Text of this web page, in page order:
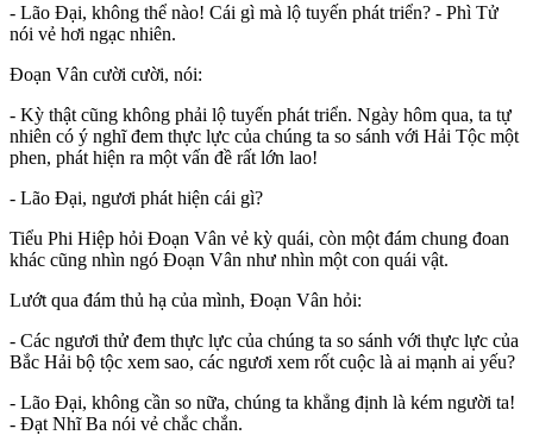
- Lão Đại, không thể nào! Cái gì mà lộ tuyến phát triển? - Phì Tử
nói vẻ hơi ngạc nhiên.
Đoạn Vân cười cười, nói:
- Kỳ thật cũng không phải lộ tuyến phát triển. Ngày hôm qua, ta tự
nhiên có ý nghĩ đem thực lực của chúng ta so sánh với Hải Tộc một
phen, phát hiện ra một vấn đề rất lớn lao!
- Lão Đại, ngươi phát hiện cái gì?
Tiểu Phi Hiệp hỏi Đoạn Vân vẻ kỳ quái, còn một đám chung đoan
khác cũng nhìn ngó Đoạn Vân như nhìn một con quái vật.
Lướt qua đám thủ hạ của mình, Đoạn Vân hỏi:
- Các ngươi thử đem thực lực của chúng ta so sánh với thực lực của
Bắc Hải bộ tộc xem sao, các ngươi xem rốt cuộc là ai mạnh ai yếu?
- Lão Đại, không cần so nữa, chúng ta khẳng định là kém người ta!
- Đạt Nhĩ Ba nói vẻ chắc chắn.